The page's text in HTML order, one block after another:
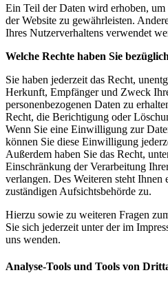
Ein Teil der Daten wird erhoben,
der Website zu gewährleisten.
Ihres Nutzerverhaltens verwendet
Welche Rechte haben Sie
Sie haben jederzeit das Recht,
Herkunft, Empfänger und Zweck
personenbezogenen Daten zu
Recht, die Berichtigung oder
Wenn Sie eine Einwilligung zur
können Sie diese Einwilligung
Außerdem haben Sie das Recht,
Einschränkung der Verarbeitung
verlangen. Des Weiteren steht Ihnen
zuständigen Aufsichtsbehörde zu.
Hierzu sowie zu weiteren Fragen
Sie sich jederzeit unter der im
uns wenden.
Analyse-Tools und Tools von